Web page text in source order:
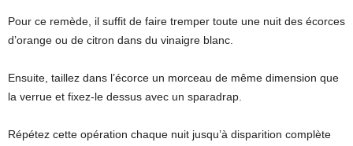
Pour ce remède, il suffit de faire tremper toute une nuit des écorces
d’orange ou de citron dans du vinaigre blanc.
Ensuite, taillez dans l’écorce un morceau de même dimension que
la verrue et fixez-le dessus avec un sparadrap.
Répétez cette opération chaque nuit jusqu’à disparition complète